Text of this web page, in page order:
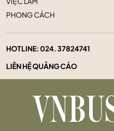
PHONG CÁCH
HOTLINE:024. 37824741
LIÊN HỆ QUẢNG CÁO